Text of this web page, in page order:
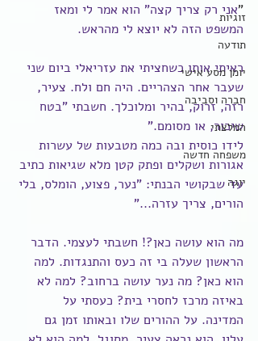
זוגיות
תודעה
יומן מסע אישי
חברה וסביבה
המלצתי
משפחה חדשה
יוגה
"אני רק צריך קצה" הוא אמר לי ומאז
המשפט הזה לא יוצא לי מהראש.
ראיתי אותו כשחציתי את עזריאלי ביום שני
שעבר אחר הצהריים. היה חם ולח. צעיר,
רזה, זרוק, בהיר ומלוכלך. חשבתי "בטח
שיכור, או מסומם."
לידו כוסית ובה כמה מטבעות של עשרות
אגורות ושקלים ופתק קטן מלא שגיאות כתיב
עד שבקושי הבנתי: "נער, פצוע, הומלס, בלי
הורים, צריך עזרה..."
מה הוא עושה כאן?! חשבתי לעצמי. הדבר
הראשון שעלה בי זה כעס והתנגדות. למה
הוא כאן? מה נער עושה ברחוב? למה לא
באיזה מרכז לחסרי בית? כעסתי על
המדינה. על ההורים שלו ובאותו זמן גם